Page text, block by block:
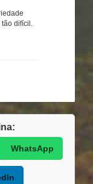
difícil.
WhatsApp